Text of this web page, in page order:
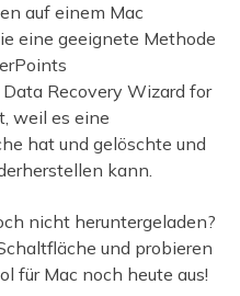
auf einem Mac
eine geeignete Methode
Recovery Wizard for
weil es eine
hat und gelöschte und
kann.
nicht heruntergeladen?
und probieren
für Mac noch heute aus!